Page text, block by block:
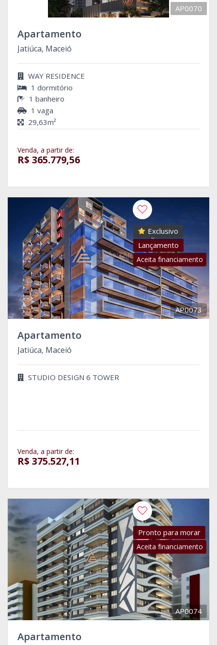
AP0070
Apartamento
Jatiúca, Maceió
WAY RESIDENCE
1 dormitório
1 banheiro
1 vaga
29,63m²
Venda, a partir de:
R$ 365.779,56
Exclusivo
Lançamento
Aceita financiamento
AP0073
Apartamento
Jatiúca, Maceió
STUDIO DESIGN 6 TOWER
Venda, a partir de:
R$ 375.527,11
Pronto para morar
Aceita financiamento
AP0074
Apartamento